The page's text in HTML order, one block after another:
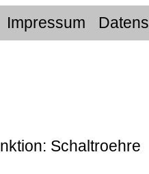
Impressum
Schaltroehre